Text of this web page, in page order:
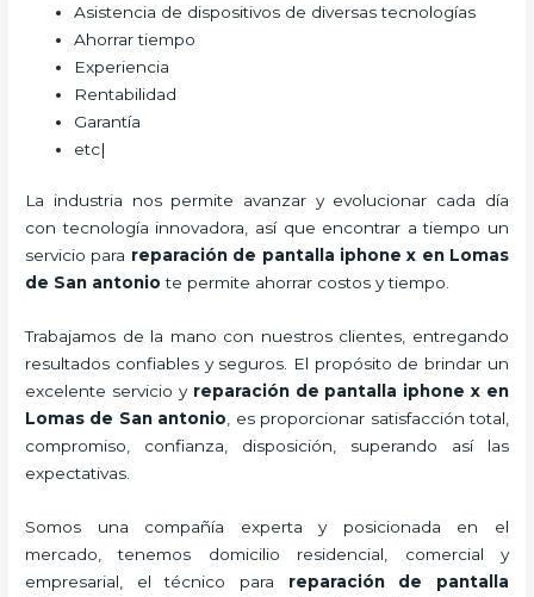
Asistencia de dispositivos de diversas tecnologías
Ahorrar tiempo
Experiencia
Rentabilidad
Garantía
etc|
La industria nos permite avanzar y evolucionar cada día
con tecnología innovadora, así que encontrar a tiempo un
servicio para reparación de pantalla iphone x en Lomas
de San antonio te permite ahorrar costos y tiempo.
Trabajamos de la mano con nuestros clientes, entregando
resultados confiables y seguros. El propósito de brindar un
excelente servicio y reparación de pantalla iphone x en
Lomas de San antonio , es proporcionar satisfacción total,
compromiso, confianza, disposición, superando así las
expectativas.
Somos una compañía experta y posicionada en el
mercado, tenemos domicilio residencial, comercial y
empresarial, el técnico para reparación de pantalla